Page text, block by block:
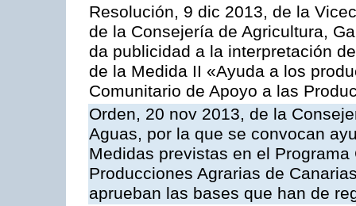
Resolución, 9 dic 2013, de la
de la Consejería de Agricultura,
da publicidad a la interpretación
de la Medida II «Ayuda a los
Comunitario de Apoyo a las
Orden, 20 nov 2013, de la
Aguas, por la que se convocan
Medidas previstas en el
Producciones Agrarias de
aprueban las bases que han de